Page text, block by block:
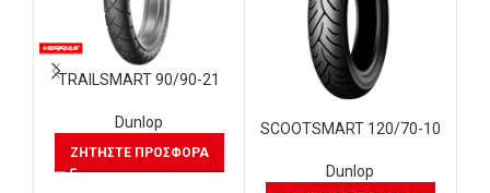
TRAILSMART 90/90-21
Dunlop
ΖΗΤΉΣΤΕ ΠΡΟΣΦΟΡΆ
SCOOTSMART 120/70-10
Dunlop